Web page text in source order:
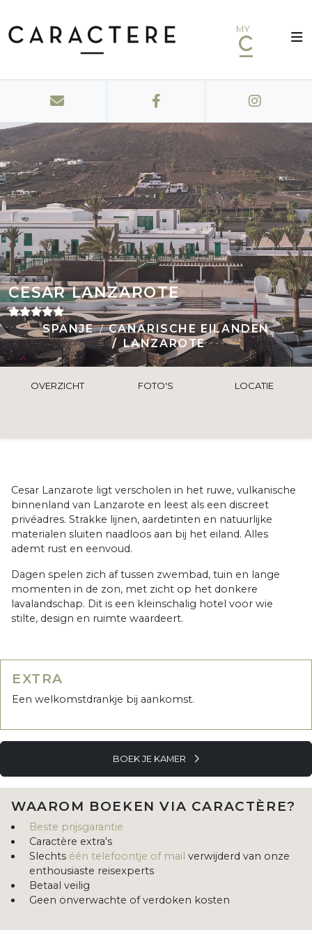
MY
CESAR LANZAROTE
SPANJE
CANARISCHE EILANDEN
LANZAROTE
OVERZICHT FOTO'S LOCATIE
Cesar Lanzarote ligt verscholen in het ruwe, vulkanische
binnenland van Lanzarote en leest als een discreet
privéadres. Strakke lijnen, aardetinten en natuurlijke
materialen sluiten naadloos aan bij het eiland. Alles
ademt rust en eenvoud.
Dagen spelen zich af tussen zwembad, tuin en lange
momenten in de zon, met zicht op het donkere
lavalandschap. Dit is een kleinschalig hotel voor wie
stilte, design en ruimte waardeert.
EXTRA
Een welkomstdrankje bij aankomst.
BOEK JE KAMER
WAAROM BOEKEN VIA CARACTÈRE?
Beste prijsgarantie
Caractère extra's
Slechts één telefoontje of mail verwijderd van onze
enthousiaste reisexperts
Betaal veilig
Geen onverwachte of verdoken kosten